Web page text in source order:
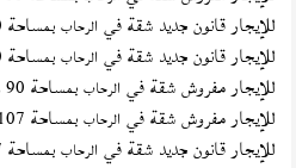
للإيجار قانون جديد شقة في الرحاب بمساحة 110 م
للإيجار قانون جديد شقة في الرحاب بمساحة 90 م
للإيجار مفروش شقة في الرحاب بمساحة 90 م
للإيجار مفروش شقة في الرحاب بمساحة 107 م
للإيجار قانون جديد شقة في الرحاب بمساحة 107 م